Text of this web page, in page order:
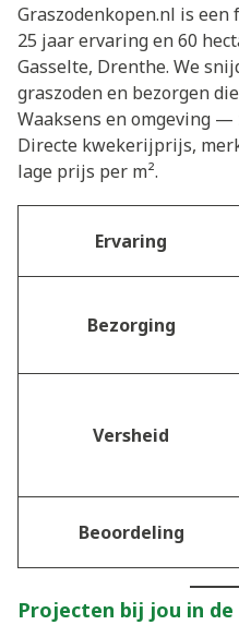
Graszodenkopen.nl is
25 jaar ervaring en 60
Gasselte, Drenthe. We
graszoden en bezorgen
Waaksens en omgeving
Directe kwekerijprijs,
lage prijs per m².
Ervaring
Bezorging
Versheid
Beoordeling
Projecten bij jou in